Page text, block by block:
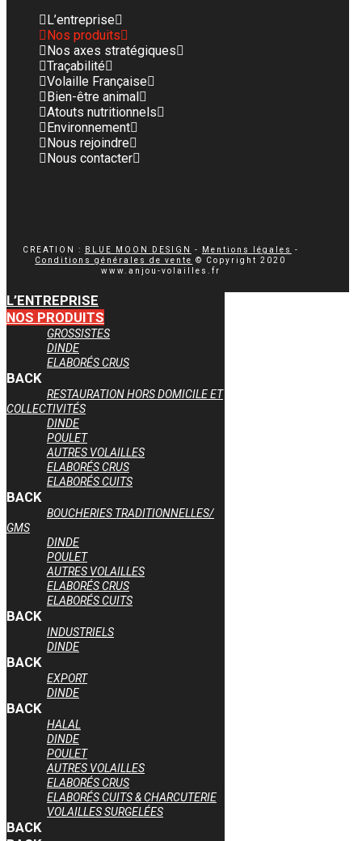
L’entreprise
Nos produits
Nos axes stratégiques
Traçabilité
Volaille Française
Bien-être animal
Atouts nutritionnels
Environnement
Nous rejoindre
Nous contacter
CREATION : BLUE MOON DESIGN - Mentions légales
-
Conditions générales de vente © Copyright 2020
www.anjou-volailles.fr
L’ENTREPRISE
NOS PRODUITS
GROSSISTES
DINDE
ELABORÉS CRUS
BACK
RESTAURATION HORS DOMICILE ET
COLLECTIVITÉS
DINDE
POULET
AUTRES VOLAILLES
ELABORÉS CRUS
ELABORÉS CUITS
BACK
BOUCHERIES TRADITIONNELLES/
GMS
DINDE
POULET
AUTRES VOLAILLES
ELABORÉS CRUS
ELABORÉS CUITS
BACK
INDUSTRIELS
DINDE
BACK
EXPORT
DINDE
BACK
HALAL
DINDE
POULET
AUTRES VOLAILLES
ELABORÉS CRUS
ELABORÉS CUITS & CHARCUTERIE
VOLAILLES SURGELÉES
BACK